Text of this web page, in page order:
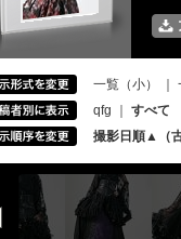
一覧（小）
qfg
すべて
撮影日順▲（